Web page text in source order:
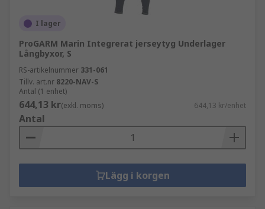
I lager
ProGARM Marin Integrerat jerseytyg Underlager
Långbyxor, S
RS-artikelnummer 331-061
Tillv. art.nr 8220-NAV-S
Antal (1 enhet)
644,13 kr(exkl. moms) 644,13 kr/enhet
Antal
Lägg i korgen